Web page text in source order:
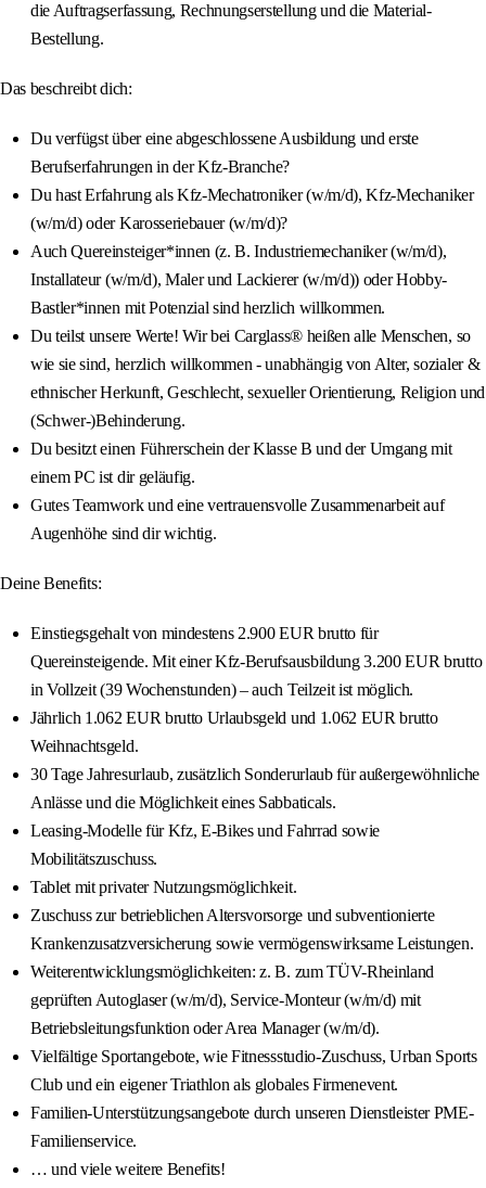
die Auftragserfassung, Rechnungserstellung und die Material-
Bestellung.
Das beschreibt dich:
Du verfügst über eine abgeschlossene Ausbildung und erste
Berufserfahrungen in der Kfz-Branche?
Du hast Erfahrung als Kfz-Mechatroniker (w/m/d), Kfz-Mechaniker
(w/m/d) oder Karosseriebauer (w/m/d)?
Auch Quereinsteiger*innen (z. B. Industriemechaniker (w/m/d),
Installateur (w/m/d), Maler und Lackierer (w/m/d)) oder Hobby-
Bastler*innen mit Potenzial sind herzlich willkommen.
Du teilst unsere Werte! Wir bei Carglass® heißen alle Menschen, so
wie sie sind, herzlich willkommen - unabhängig von Alter, sozialer &
ethnischer Herkunft, Geschlecht, sexueller Orientierung, Religion und
(Schwer-)Behinderung.
Du besitzt einen Führerschein der Klasse B und der Umgang mit
einem PC ist dir geläufig.
Gutes Teamwork und eine vertrauensvolle Zusammenarbeit auf
Augenhöhe sind dir wichtig.
Deine Benefits:
Einstiegsgehalt von mindestens 2.900 EUR brutto für
Quereinsteigende. Mit einer Kfz-Berufsausbildung 3.200 EUR brutto
in Vollzeit (39 Wochenstunden) – auch Teilzeit ist möglich.
Jährlich 1.062 EUR brutto Urlaubsgeld und 1.062 EUR brutto
Weihnachtsgeld.
30 Tage Jahresurlaub, zusätzlich Sonderurlaub für außergewöhnliche
Anlässe und die Möglichkeit eines Sabbaticals.
Leasing-Modelle für Kfz, E-Bikes und Fahrrad sowie
Mobilitätszuschuss.
Tablet mit privater Nutzungsmöglichkeit.
Zuschuss zur betrieblichen Altersvorsorge und subventionierte
Krankenzusatzversicherung sowie vermögenswirksame Leistungen.
Weiterentwicklungsmöglichkeiten: z. B. zum TÜV-Rheinland
geprüften Autoglaser (w/m/d), Service-Monteur (w/m/d) mit
Betriebsleitungsfunktion oder Area Manager (w/m/d).
Vielfältige Sportangebote, wie Fitnessstudio-Zuschuss, Urban Sports
Club und ein eigener Triathlon als globales Firmenevent.
Familien-Unterstützungsangebote durch unseren Dienstleister PME-
Familienservice.
… und viele weitere Benefits!